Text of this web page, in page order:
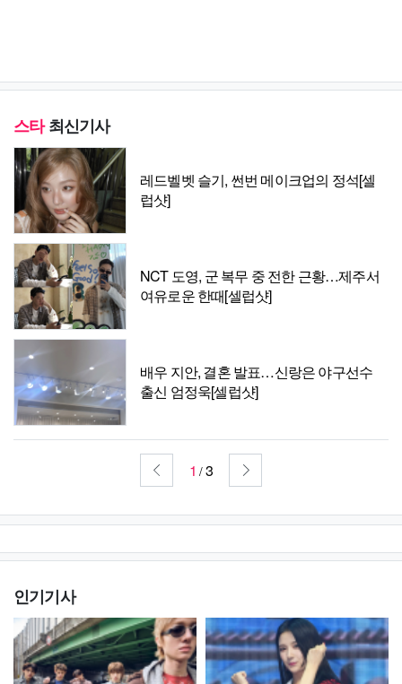
스타최신기사
레드벨벳 슬기, 썬번 메이크업의 정석[셀
럽샷]
NCT 도영, 군 복무 중 전한 근황…제주서
여유로운 한때[셀럽샷]
배우 지안, 결혼 발표…신랑은 야구선수
출신 엄정욱[셀럽샷]
1 /3
인기기사